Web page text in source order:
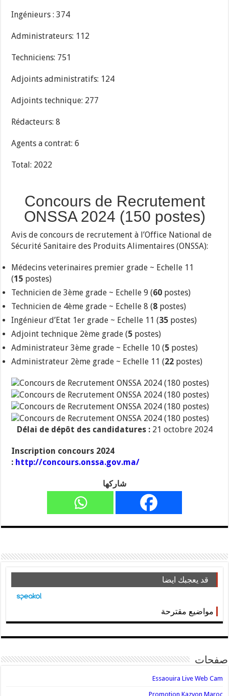
Ingénieurs : 374
Administrateurs: 112
Techniciens: 751
Adjoints administratifs: 124
Adjoints technique: 277
Rédacteurs: 8
Agents a contrat: 6
Total: 2022
Concours de Recrutement
ONSSA 2024 (150 postes)
Avis de concours de recrutement à l’Office National de
Sécurité Sanitaire des Produits Alimentaires (ONSSA):
Médecins veterinaires premier grade ~ Echelle 11
(15 postes)
Technicien de 3ème grade ~ Echelle 9 (60 postes)
Technicien de 4ème grade ~ Echelle 8 (8 postes)
Ingénieur d’Etat 1er grade ~ Echelle 11 (35 postes)
Adjoint technique 2ème grade (5 postes)
Administrateur 3ème grade ~ Echelle 10 (5 postes)
Administrateur 2ème grade ~ Echelle 11 (22 postes)
Délai de dépôt des candidatures : 21 octobre 2024
Inscription concours 2024
: http://concours.onssa.gov.ma/
شاركها
قد يعجبك ايضا
مواضيع مقترحة
صفحات
Essaouira Live Web Cam
Promotion Kazyon Maroc